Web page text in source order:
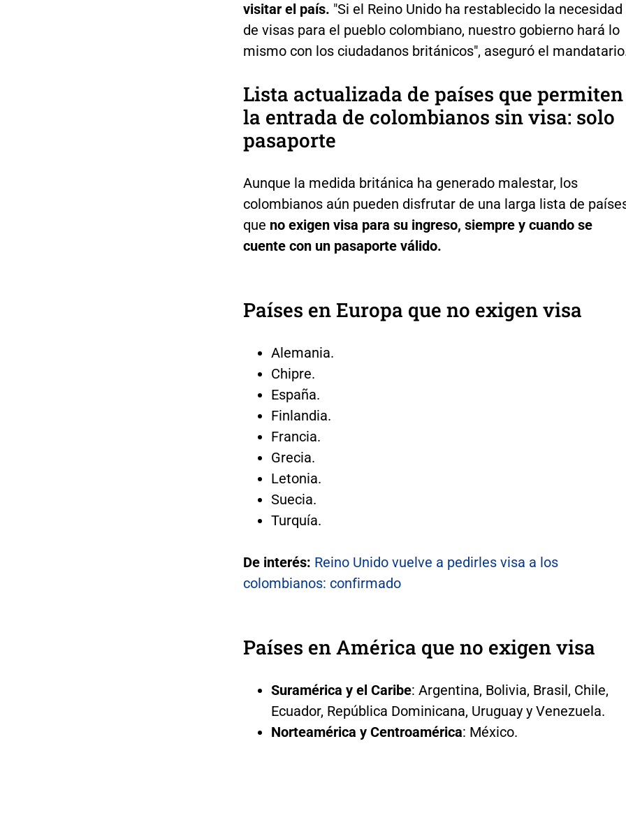
visitar el país. "Si el Reino Unido ha restablecido la necesidad
de visas para el pueblo colombiano, nuestro gobierno hará lo
mismo con los ciudadanos británicos", aseguró el
Lista actualizada de países que permiten
la entrada de colombianos sin visa: solo
pasaporte
Aunque la medida británica ha generado malestar, los
colombianos aún pueden disfrutar de una larga lista de
que no exigen visa para su ingreso, siempre y cuando se
cuente con un pasaporte válido.
Países en Europa que no exigen visa
Alemania.
Chipre.
España.
Finlandia.
Francia.
Grecia.
Letonia.
Suecia.
Turquía.
De interés: Reino Unido vuelve a pedirles visa a los
colombianos: confirmado
Países en América que no exigen visa
Suramérica y el Caribe: Argentina, Bolivia, Brasil, Chile,
Ecuador, República Dominicana, Uruguay y Venezuela.
Norteamérica y Centroamérica: México.